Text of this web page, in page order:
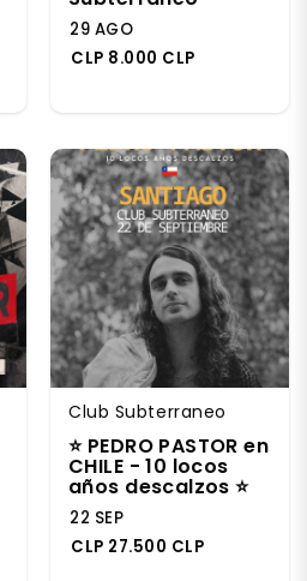
29 AGO
CLP 8.000 CLP
Club Subterraneo
⭐️ PEDRO PASTOR en
CHILE - 10 locos
años descalzos ⭐️
22 SEP
CLP 27.500 CLP